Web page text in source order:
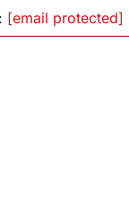
[email protected]